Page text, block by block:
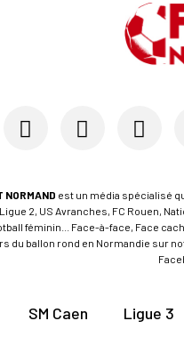
NORMAND est un média spécialisé
2, US Avranches, FC Rouen,
féminin... Face-à-face, Face
du ballon rond en Normandie sur
SM Caen Ligue 3